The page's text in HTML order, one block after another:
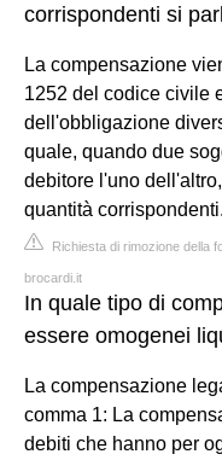
corrispondenti si
La compensazione
1252 del codice civile
dell'obbligazione
quale, quando due
debitore l'uno
quantità corrispondenti.
Richiesta di rimozione della
brocardi.it
In quale tipo di
essere omogenei
La compensazione
comma 1: La
debiti che hanno per